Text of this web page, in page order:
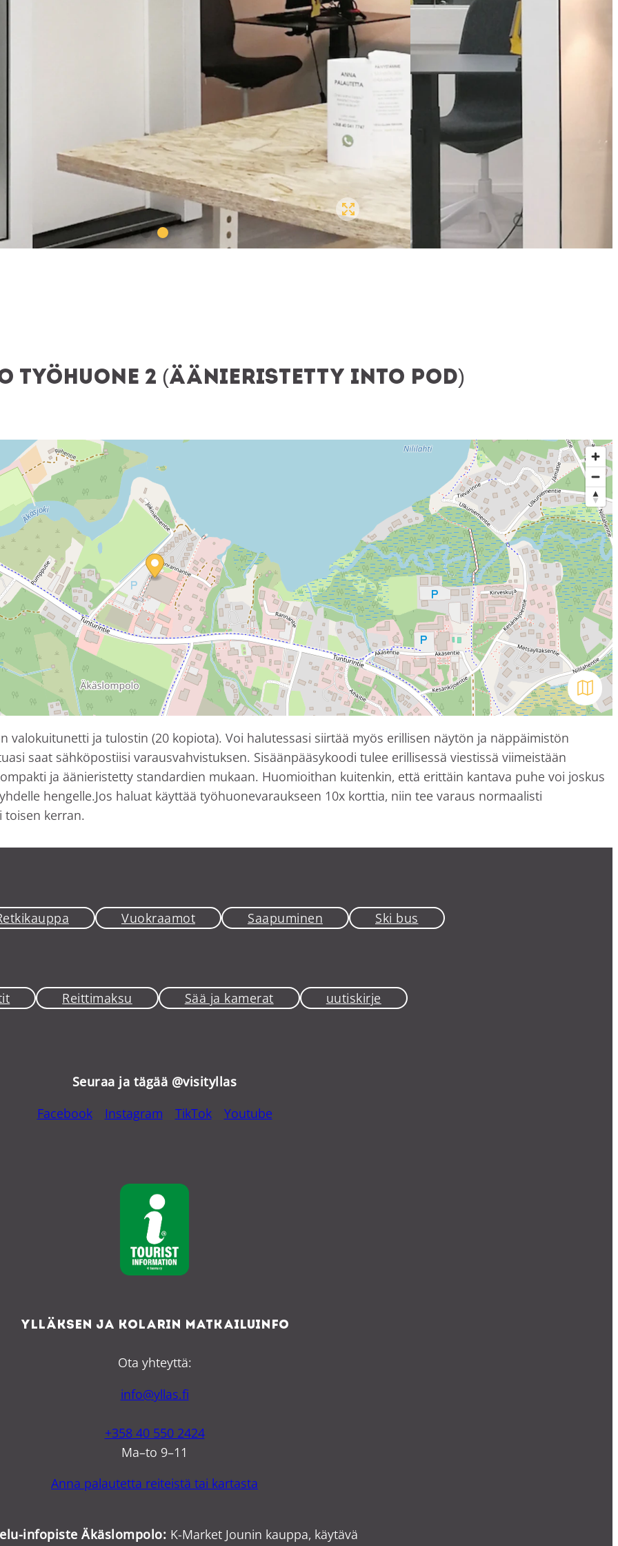
Työhuone 2 (äänieristetty Into POD)
Avaa
valokuitunetti ja tulostin (20 kopiota). Voi halutessasi siirtää myös erillisen näytön ja näppäimistön
saat sähköpostiisi varausvahvistuksen. Sisäänpääsykoodi tulee erillisessä viestissä viimeistään
ja äänieristetty standardien mukaan. Huomioithan kuitenkin, että erittäin kantava puhe voi joskus
hengelle.Jos haluat käyttää työhuonevaraukseen 10x korttia, niin tee varaus normaalisti
toisen kerran.
Vuokraamot Saapuminen Ski bus
Reittimaksu Sää ja kamerat uutiskirje
Seuraa ja tägää @visityllas
Facebook
Instagram TikTok Youtube
Ylläksen ja Kolarin matkailuinfo
Ota yhteyttä:
info@yllas.fi
+358 40 550 2424
Ma–to 9–11
Anna palautetta reiteistä tai kartasta
infopiste Äkäslompolo: K-Market Jounin kauppa, käytävä